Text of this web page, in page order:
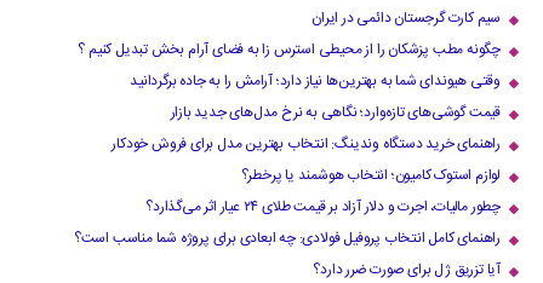
سیم کارت گرجستان دائمی در ایران
چگونه مطب پزشکان را از محیطی استرس زا به فضای آرام بخش تبدیل کنیم ؟
وقتی هیوندای شما به بهترین‌ها نیاز دارد؛ آرامش را به جاده برگردانید
قیمت گوشی‌های تازه‌وارد؛ نگاهی به نرخ مدل‌های جدید بازار
راهنمای خرید دستگاه وندینگ: انتخاب بهترین مدل برای فروش خودکار
لوازم استوک کامیون؛ انتخاب هوشمند یا پرخطر؟
چطور مالیات، اجرت و دلار آزاد بر قیمت طلای ۲۴ عیار اثر می‌گذارد؟
راهنمای کامل انتخاب پروفیل فولادی: چه ابعادی برای پروژه شما مناسب است؟
آیا تزریق ژل برای صورت ضرر دارد​؟